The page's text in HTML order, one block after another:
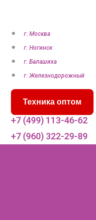
д
г. Москва
г. Ногинск
г. Балашиха
г. Железнодорожный
Техника оптом
+7 (499) 113-46-62
+7 (960) 322-29-89